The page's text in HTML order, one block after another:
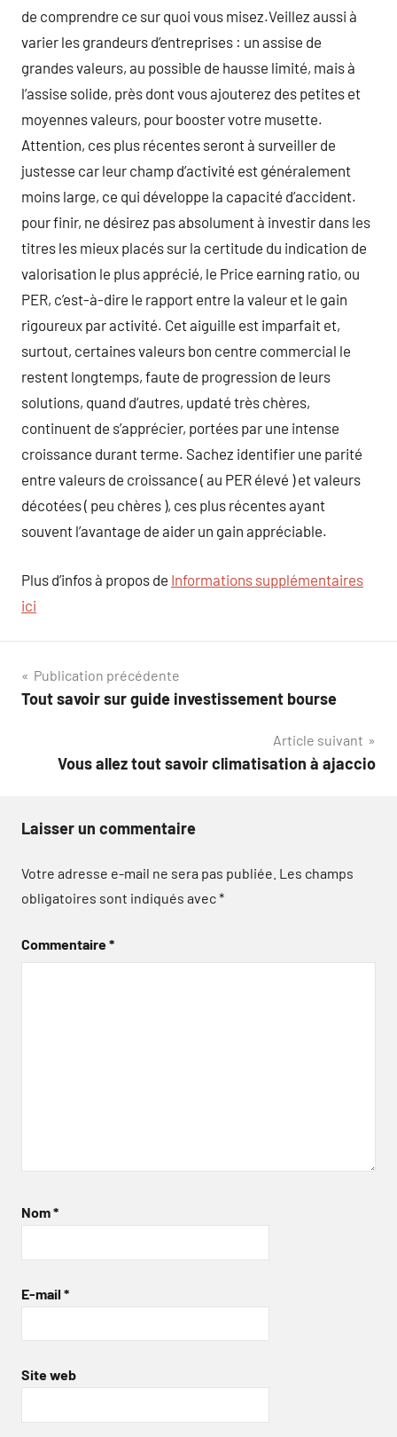
de comprendre ce sur quoi vous misez.Veillez aussi à
varier les grandeurs d’entreprises : un assise de
grandes valeurs, au possible de hausse limité, mais à
l’assise solide, près dont vous ajouterez des petites et
moyennes valeurs, pour booster votre musette.
Attention, ces plus récentes seront à surveiller de
justesse car leur champ d’activité est généralement
moins large, ce qui développe la capacité d’accident.
pour finir, ne désirez pas absolument à investir dans les
titres les mieux placés sur la certitude du indication de
valorisation le plus apprécié, le Price earning ratio, ou
PER, c’est-à-dire le rapport entre la valeur et le gain
rigoureux par activité. Cet aiguille est imparfait et,
surtout, certaines valeurs bon centre commercial le
restent longtemps, faute de progression de leurs
solutions, quand d’autres, updaté très chères,
continuent de s’apprécier, portées par une intense
croissance durant terme. Sachez identifier une parité
entre valeurs de croissance ( au PER élevé ) et valeurs
décotées ( peu chères ), ces plus récentes ayant
souvent l’avantage de aider un gain appréciable.
Plus d’infos à propos de Informations supplémentaires
ici
Navigation
de
Publication précédente
Tout savoir sur guide investissement bourse
Article suivant
Vous allez tout savoir climatisation à ajaccio
Laisser un commentaire
Votre adresse e-mail ne sera pas publiée. Les champs
obligatoires sont indiqués avec*
Commentaire*
Nom*
E-mail *
Site web